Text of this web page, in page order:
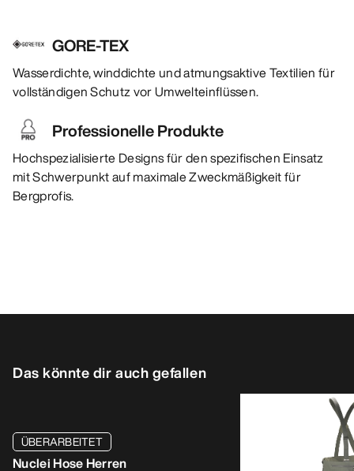
GORE-TEX
Wasserdichte, winddichte und atmungsaktive Textilien für
vollständigen Schutz vor Umwelteinflüssen.
Professionelle Produkte
Hochspezialisierte Designs für den spezifischen Einsatz
mit Schwerpunkt auf maximale Zweckmäßigkeit für
Bergprofis.
Das könnte dir auch gefallen